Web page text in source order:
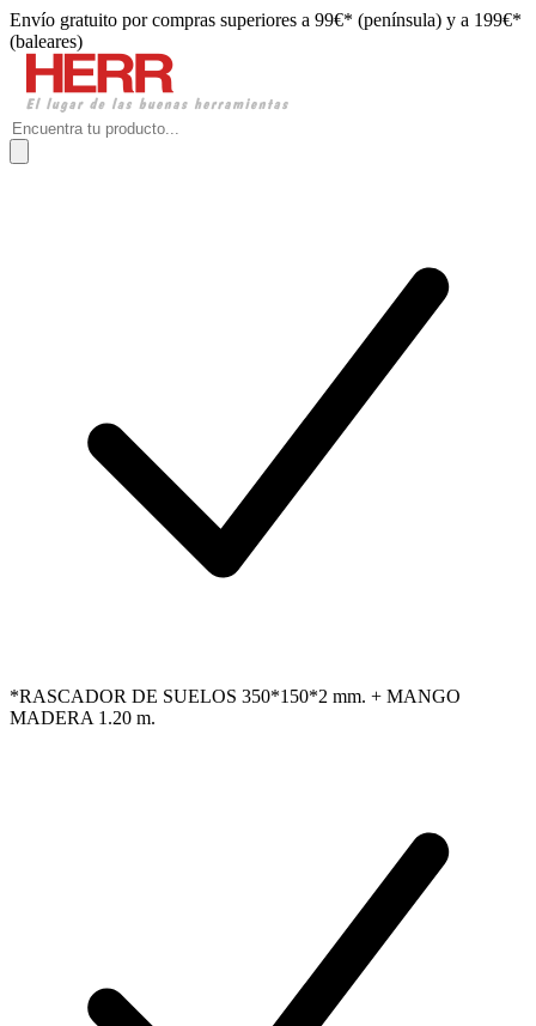
Envío gratuito por compras superiores a 99€* (península) y a 199€*
(baleares)
*RASCADOR DE SUELOS 350*150*2 mm. + MANGO
MADERA 1.20 m.